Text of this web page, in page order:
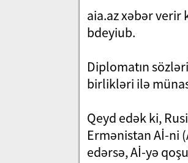
aia.az xəbər verir
bdeyiub.
Diplomatın
birlikləri ilə
Qeyd edək ki,
Ermənistan Aİ-ni
edərsə, Aİ-yə